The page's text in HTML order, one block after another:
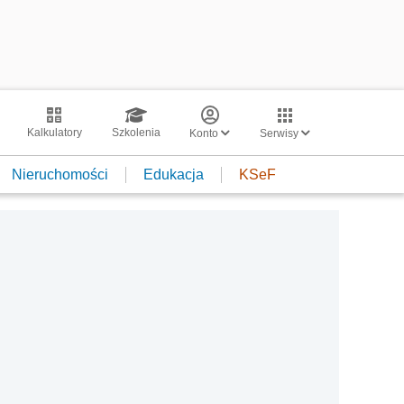
Kalkulatory Szkolenia Konto Serwisy
Nieruchomości Edukacja KSeF